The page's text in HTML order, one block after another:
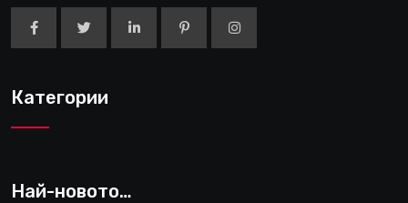
Категории
Най-новото…